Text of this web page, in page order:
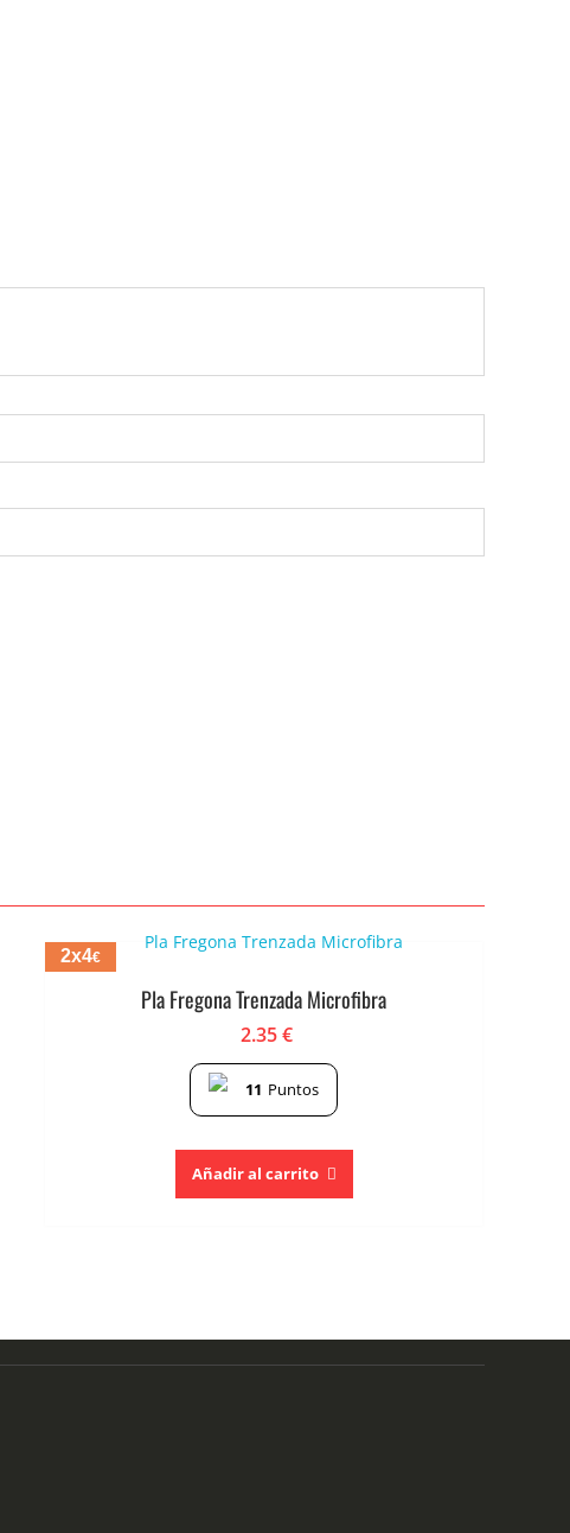
2x4€
Pla Fregona Trenzada Microfibra
2.35€
11 Puntos
Añadir al carrito